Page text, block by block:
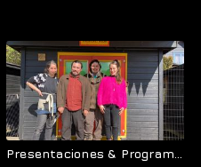
Presentaciones & Programas en Vivo